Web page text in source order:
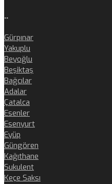
..
Gürpınar
Yakuplu
Beyoğlu
Beşiktaş
Bağcılar
Adalar
Çatalca
Esenler
Esenyurt
Eyüp
Güngören
Kağıthane
Sukulent
Keçe Saksı